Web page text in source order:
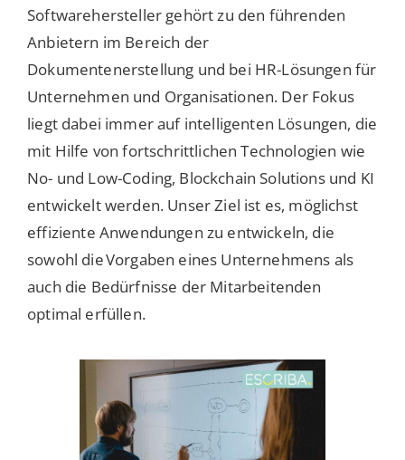
Softwarehersteller gehört zu den führenden
Anbietern im Bereich der
Dokumentenerstellung und bei HR-Lösungen für
Unternehmen und Organisationen. Der Fokus
liegt dabei immer auf intelligenten Lösungen, die
mit Hilfe von fortschrittlichen Technologien wie
No- und Low-Coding, Blockchain Solutions und KI
entwickelt werden. Unser Ziel ist es, möglichst
effiziente Anwendungen zu entwickeln, die
sowohl die Vorgaben eines Unternehmens als
auch die Bedürfnisse der Mitarbeitenden
optimal erfüllen.